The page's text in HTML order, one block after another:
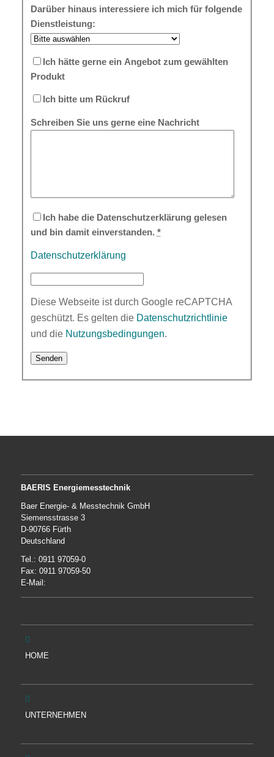
Darüber hinaus interessiere ich mich für folgende
Dienstleistung:
Ich hätte gerne ein Angebot zum gewählten
Produkt
Ich bitte um Rückruf
Schreiben Sie uns gerne eine Nachricht
Ich habe die Datenschutzerklärung gelesen
und bin damit einverstanden. *
Datenschutzerklärung
Diese Webseite ist durch Google reCAPTCHA
geschützt. Es gelten die Datenschutzrichtlinie
und die Nutzungsbedingungen.
BAERIS Energiemesstechnik
Baer Energie- & Messtechnik GmbH
Siemensstrasse 3
D-90766 Fürth
Deutschland
Tel.: 0911 97059-0
Fax: 0911 97059-50
E-Mail:
HOME
UNTERNEHMEN